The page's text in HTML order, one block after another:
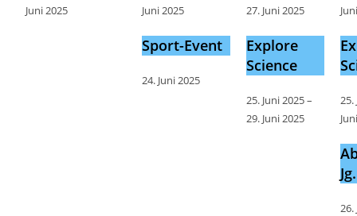
Juni 2025
Juni 2025
Sport-Event
24. Juni 2025
27. Juni 2025
Explore
Science
25. Juni 2025–
29. Juni 2025
25.
26.